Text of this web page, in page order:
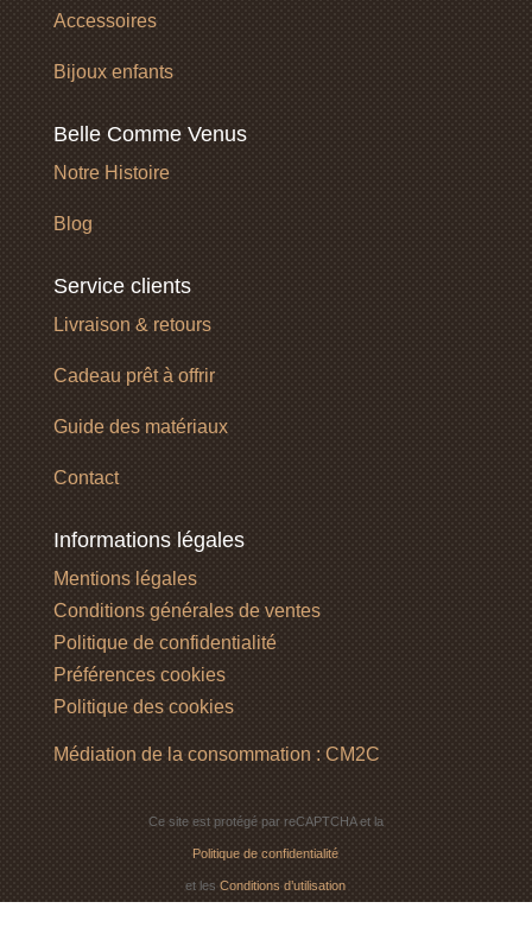
Accessoires
Bijoux enfants
Belle Comme Venus
Notre Histoire
Blog
Service clients
Livraison & retours
Cadeau prêt à offrir
Guide des matériaux
Contact
Informations légales
Mentions légales
Conditions générales de ventes
Politique de confidentialité
Préférences cookies
Politique des cookies
Médiation de la consommation : CM2C
Ce site est protégé par reCAPTCHA et la
Politique de confidentialité
et lesConditions d’utilisation